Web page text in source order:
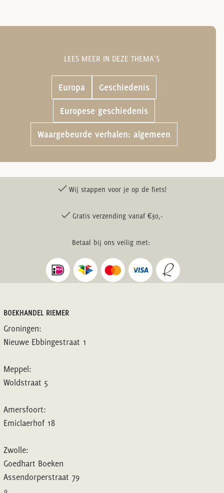
Europa Geschiedenis
Europese geschiedenis
Waargebeurde verhalen: algemeen
LEES MEER IN DEZE THEMA'S
Wij stappen voor je op de fiets!
Gratis verzending vanaf €30,-
Betaal bij ons veilig met:
BOEKHANDEL RIEMER
Groningen:
Nieuwe Ebbingestraat 1
Meppel:
Woldstraat 5
Amersfoort:
Emiclaerhof 18
Zwolle:
Goedhart Boeken
Assendorperstraat 79